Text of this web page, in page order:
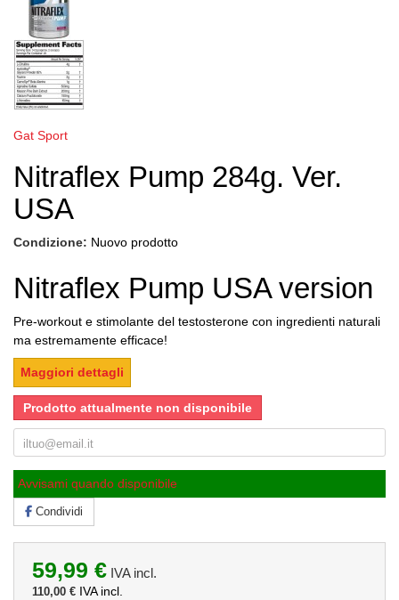
Gat Sport
Nitraflex Pump 284g. Ver.
USA
Condizione: Nuovo prodotto
Nitraflex Pump USA version
Pre-workout e stimolante del testosterone con ingredienti naturali
ma estremamente efficace!
Maggiori dettagli
Prodotto attualmente non disponibile
Avvisami quando disponibile
Condividi
59,99 € IVA incl.
110,00 € IVA incl.